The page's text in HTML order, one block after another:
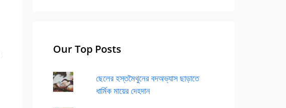
Our Top Posts
ছেলের হস্তমৈথুনের বদঅভ্যাস ছাড়াতে
ধার্মিক মায়ের দেহদান